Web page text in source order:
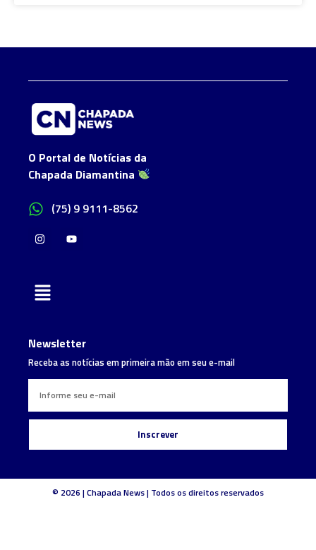
O Portal de Notícias da
Chapada Diamantina
(75) 9 9111-8562
Newsletter
Receba as notícias em primeira mão em seu e-mail
Inscrever
© 2026 | Chapada News | Todos os direitos reservados